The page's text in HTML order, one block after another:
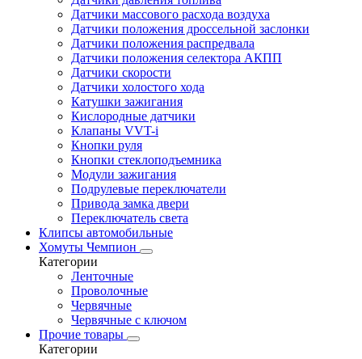
Датчики массового расхода воздуха
Датчики положения дроссельной заслонки
Датчики положения распредвала
Датчики положения селектора АКПП
Датчики скорости
Датчики холостого хода
Катушки зажигания
Кислородные датчики
Клапаны VVT-i
Кнопки руля
Кнопки стеклоподъемника
Модули зажигания
Подрулевые переключатели
Привода замка двери
Переключатель света
Клипсы автомобильные
Хомуты Чемпион
Категории
Ленточные
Проволочные
Червячные
Червячные с ключом
Прочие товары
Категории